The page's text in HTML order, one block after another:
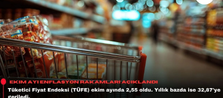
Sağlık
Siyaset
Spor
Türkiye